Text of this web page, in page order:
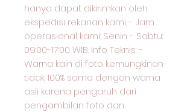
hanya dapat dikirimkan oleh
ekspedisi rekanan kami. - Jam
operasional kami: Senin - Sabtu:
09:00-17:00 WIB. Info Teknis: -
Warna kain di foto kemungkinan
tidak 100% sama dengan warna
asli karena pengaruh dari
pengambilan foto dan